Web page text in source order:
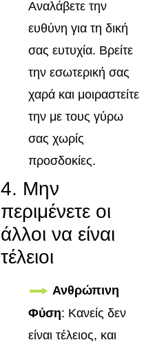
Αναλάβετε την
ευθύνη για τη δική
σας ευτυχία. Βρείτε
την εσωτερική σας
χαρά και μοιραστείτε
την με τους γύρω
σας χωρίς
προσδοκίες.
4. Μην
περιμένετε οι
άλλοι να είναι
τέλειοι
Ανθρώπινη
Φύση: Κανείς δεν
είναι τέλειος, και